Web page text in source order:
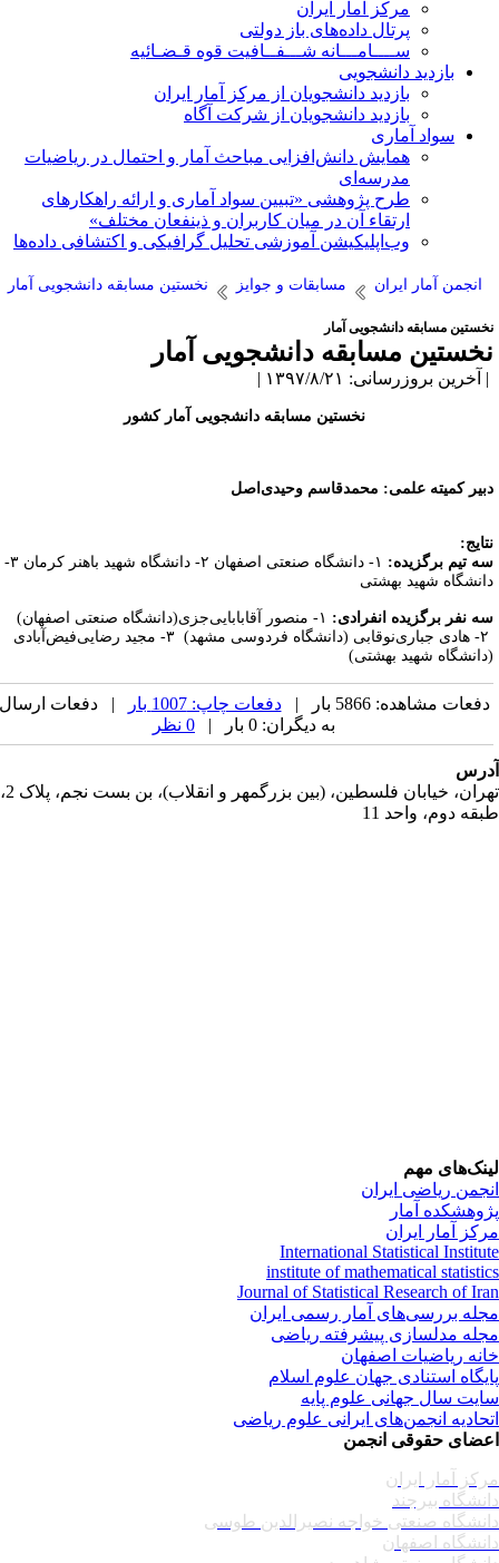
مرکز آمار ایران
پرتال داده‌های باز دولتی
ســــامـــانه شـــفــافیت قوه قـضـائیه
بازدید دانشجویی
بازدید دانشجویان از مرکز آمار ایران
بازدید دانشجویان از شرکت آگاه
سواد آماری
همایش دانش‌افزایی مباحث آمار و احتمال در ریاضیات
مدرسه‌ای
طرح پژوهشی «تبیین سواد آماری و ارائه راهکارهای
ارتقاء آن در میان کاربران و ذینفعان مختلف»
وب‌اپلیکیشن آموزشی تحلیل گرافیکی و اکتشافی داده‌ها
انجمن آمار ایران مسابقات و جوایز نخستین مسابقه دانشجویی آمار
مسابقه دانشجویی آمار
مسابقه دانشجویی آمار
بروزرسانی: ۱۳۹۷/۸/۲۱ |
نخستین مسابقه دانشجویی آمار کشور
کمیته علمی: محمدقاسم وحیدی‌اصل
:
تیم برگزیده:
۱- دانشگاه صنعتی اصفهان ۲- دانشگاه شهید باهنر کرمان ۳-
شهید بهشتی
نفر برگزیده انفرادی:
۱- منصور آقابابایی­‌جزی(دانشگاه صنعتی اصفهان)
۲- هادی جباری‌­نوقابی (دانشگاه فردوسی مشهد) ۳- مجید رضایی­‌فیض‌آبادی
شهید بهشتی)
مشاهده: 5866 بار | دفعات چاپ: 1007 بار
| دفعات ارسال
به دیگران: 0 بار |
تهران، خیابان فلسطین، (بین بزرگمهر و انقلاب)، بن بست نجم، پلاک 2،
دوم، واحد 11
مهم
ریاضی ایران
آمار
آمار ایران
International Statistical
institute of mathematical
Journal of Statistical Research of
بررسی‌های آمار رسمی ایران
مدلسازی پیشرفته ریاضی
ریاضیات اصفهان
استنادی جهان علوم اسلام
سال جهانی علوم پایه
انجمن‌های ایرانی علوم ریاضی
حقوقی انجمن
آمار ایران
بیرجند
صنعتی خواجه نصیرالدین طوسی
اصفهان